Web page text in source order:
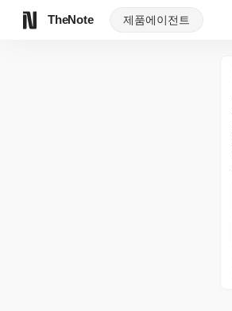
TheNote 제품에이전트